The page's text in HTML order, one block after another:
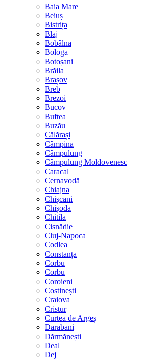
Baia Mare
Beiuș
Bistrița
Blaj
Bobâlna
Bologa
Botoșani
Brăila
Brașov
Breb
Brezoi
Bucov
Buftea
Buzău
Călărași
Câmpina
Câmpulung
Câmpulung Moldovenesc
Caracal
Cernavodă
Chiajna
Chișcani
Chișoda
Chitila
Cisnădie
Cluj-Napoca
Codlea
Constanța
Corbu
Corbu
Coroieni
Costinești
Craiova
Cristur
Curtea de Argeș
Darabani
Dărmănești
Deal
Dej